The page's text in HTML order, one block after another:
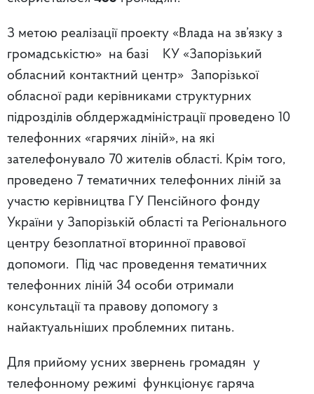
З метою реалізації проекту «Влада на зв’язку з
громадськістю» на базі КУ «Запорізький
обласний контактний центр» Запорізької
обласної ради керівниками структурних
підрозділів облдержадміністрації проведено 10
телефонних «гарячих ліній», на які
зателефонувало 70 жителів області. Крім того,
проведено 7 тематичних телефонних ліній за
участю керівництва ГУ Пенсійного фонду
України у Запорізькій області та Регіонального
центру безоплатної вторинної правової
допомоги. Під час проведення тематичних
телефонних ліній 34 особи отримали
консультації та правову допомогу з
найактуальніших проблемних питань.
Для прийому усних звернень громадян у
телефонному режимі функціонує гаряча